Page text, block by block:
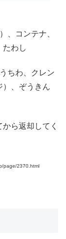
、コンテナ、
たわし
ちわ、クレン
）、ぞうきん
ら返却してく
page/2370.html